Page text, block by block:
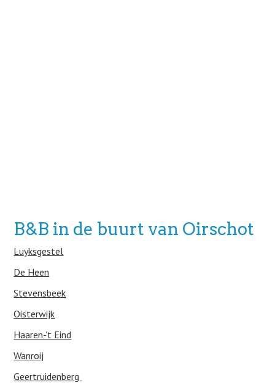
B&B in de buurt van Oirschot
Luyksgestel
De Heen
Stevensbeek
Oisterwijk
Haaren-’t Eind
Wanroij
Geertruidenberg